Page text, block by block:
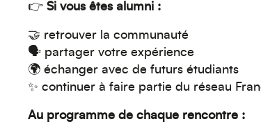
👉 Si vous êtes alumni :
🤝 retrouver la communauté
🗣️ partager votre expérience
🌍 échanger avec de futurs étudiants
✨ continuer à faire partie du réseau
Au programme de chaque rencontre :